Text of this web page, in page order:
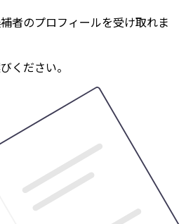
者のプロフィールを受け取れま
ください。